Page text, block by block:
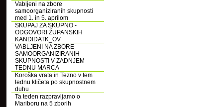
Vabljeni na zbore
samoorganiziranih skupnosti
med 1. in 5. aprilom
SKUPAJ ZA SKUPNO -
ODGOVORI ŽUPANSKIH
KANDIDATK_OV
VABLJENI NA ZBORE
SAMOORGANIZIRANIH
SKUPNOSTI V ZADNJEM
TEDNU MARCA
Koroška vrata in Tezno v tem
tednu kličeta po skupnostnem
duhu
Ta teden razpravljamo o
Mariboru na 5 zborih